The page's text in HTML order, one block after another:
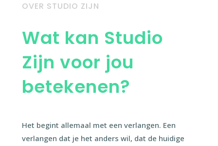
OVER STUDIO ZIJN
Wat kan Studio
Zijn voor jou
betekenen?
Het begint allemaal met een verlangen. Een
verlangen dat je het anders wil, dat de huidige